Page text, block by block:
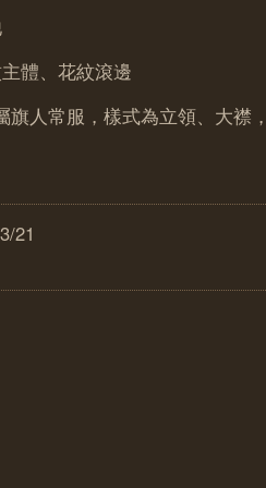
體、花紋滾邊
旗人常服，樣式為立領、大襟
21